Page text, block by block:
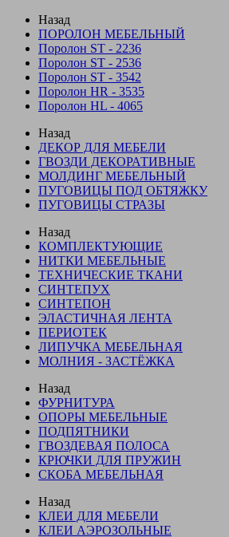
Назад
ПОРОЛОН МЕБЕЛЬНЫЙ
Поролон ST - 2236
Поролон ST - 2536
Поролон ST - 3542
Поролон HR - 3535
Поролон HL - 4065
Назад
ДЕКОР ДЛЯ МЕБЕЛИ
ГВОЗДИ ДЕКОРАТИВНЫЕ
МОЛДИНГ МЕБЕЛЬНЫЙ
ПУГОВИЦЫ ПОД ОБТЯЖКУ
ПУГОВИЦЫ СТРАЗЫ
Назад
КОМПЛЕКТУЮЩИЕ
НИТКИ МЕБЕЛЬНЫЕ
ТЕХНИЧЕСКИЕ ТКАНИ
СИНТЕПУХ
СИНТЕПОН
ЭЛАСТИЧНАЯ ЛЕНТА
ПЕРИОТЕК
ЛИПУЧКА МЕБЕЛЬНАЯ
МОЛНИЯ - ЗАСТЁЖКА
Назад
ФУРНИТУРА
ОПОРЫ МЕБЕЛЬНЫЕ
ПОДПЯТНИКИ
ГВОЗДЕВАЯ ПОЛОСА
КРЮЧКИ ДЛЯ ПРУЖИН
СКОБА МЕБЕЛЬНАЯ
Назад
КЛЕИ ДЛЯ МЕБЕЛИ
КЛЕИ АЭРОЗОЛЬНЫЕ